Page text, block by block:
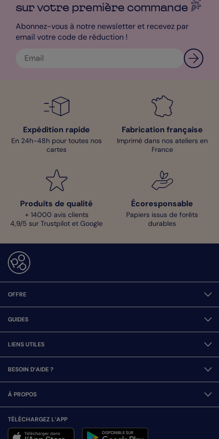
sur votre première commande
Abonnez-vous à notre newsletter et recevez par
email votre code de réduction !
Expédition rapide
En 24h-48h pour toutes nos
cartes
Fabrication française
Imprimé dans nos ateliers en
France
Produits de qualité
+ 14000 avis clients
4,9/5 sur Trustpilot et Google
Écoresponsable
Papiers issus de forêts
durables
OFFRE
GUIDES
LIENS UTILES
BESOIN D’AIDE ?
À PROPOS
TÉLÉCHARGEZ L’APP